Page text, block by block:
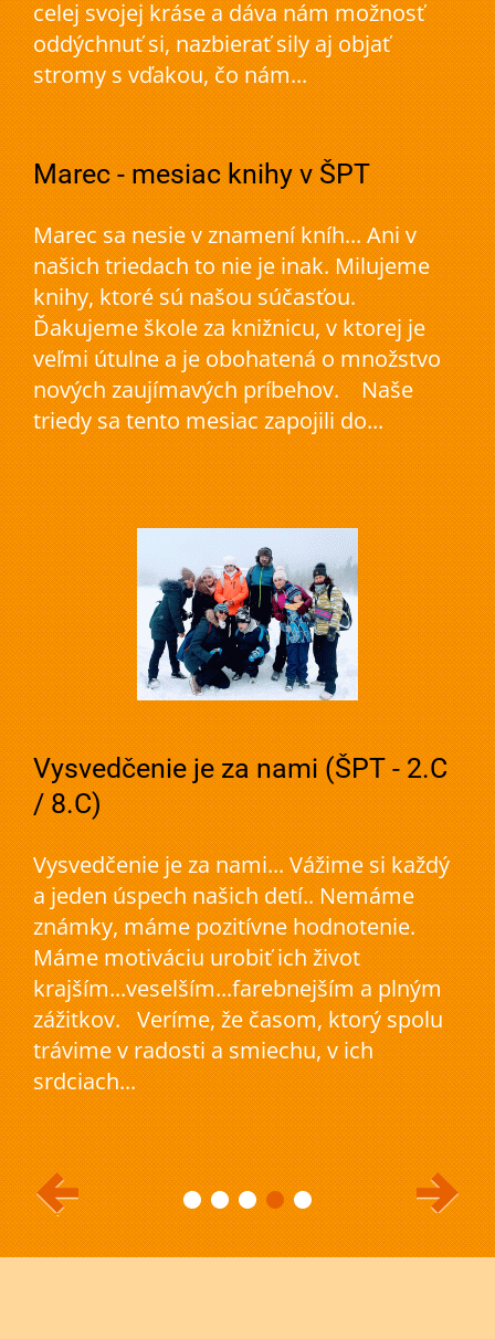
celej svojej kráse a dáva nám možnosť
oddýchnuť si, nazbierať sily aj objať
stromy s vďakou, čo nám...
Marec - mesiac knihy v ŠPT
Marec sa nesie v znamení kníh... Ani v
našich triedach to nie je inak. Milujeme
knihy, ktoré sú našou súčasťou.
Ďakujeme škole za knižnicu, v ktorej je
veľmi útulne a je obohatená o množstvo
nových zaujímavých príbehov. Naše
triedy sa tento mesiac zapojili do...
Vysvedčenie je za nami (ŠPT - 2.C
/ 8.C)
Vysvedčenie je za nami... Vážime si každý
a jeden úspech našich detí.. Nemáme
známky, máme pozitívne hodnotenie.
Máme motiváciu urobiť ich život
krajším...veselším...farebnejším a plným
zážitkov. Veríme, že časom, ktorý spolu
trávime v radosti a smiechu, v ich
srdciach...